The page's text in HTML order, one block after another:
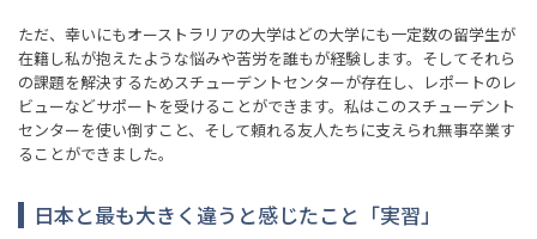
ただ、幸いにもオーストラリアの大学はどの大学にも一定数の留学生が
在籍し私が抱えたような悩みや苦労を誰もが経験します。そしてそれら
の課題を解決するためスチューデントセンターが存在し、レポートのレ
ビューなどサポートを受けることができます。私はこのスチューデント
センターを使い倒すこと、そして頼れる友人たちに支えられ無事卒業す
ることができました。
日本と最も大きく違うと感じたこと「実習」